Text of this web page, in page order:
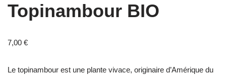
Topinambour BIO
7,00 €
Le topinambour est une plante vivace, originaire d’Amérique du